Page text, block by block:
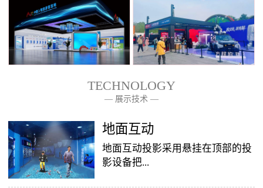
TECHNOLOGY
— 展示技术 —
地面互动
地面互动投影采用悬挂在顶部的投
影设备把...